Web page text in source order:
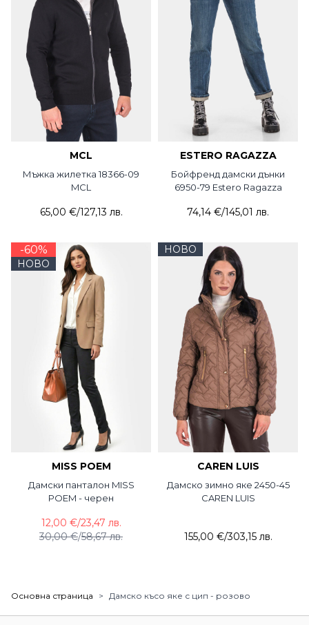
MCL
Мъжка жилетка 18366-09
MCL
65,00 €/127,13 лв.
ESTERO RAGAZZA
Бойфренд дамски дънки
6950-79 Estero Ragazza
74,14 €/145,01 лв.
-60%
НОВО
MISS POEM
Дамски панталон MISS
POEM - черен
30,00 €/58,67 лв.
12,00 €/23,47 лв.
НОВО
CAREN LUIS
Дамско зимно яке 2450-45
CAREN LUIS
155,00 €/303,15 лв.
Основна страница > Дамско късо яке с цип - розово